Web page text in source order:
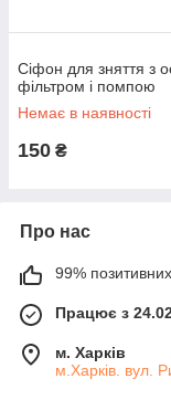
Сіфон для зняття з
фільтром і помпою
Немає в наявності
150 ₴
Про нас
99% позитивних
Працює з
м. Харків
м.Харків. вул.